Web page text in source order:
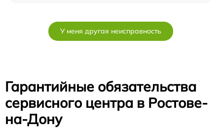
У меня другая неисправность
Гарантийные обязательства
сервисного центра в Ростове-
на-Дону